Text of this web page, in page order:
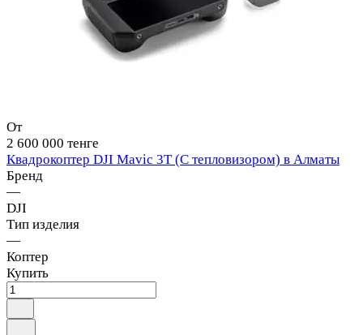
От
2 600 000 тенге
Квадрокоптер DJI Mavic 3T (С тепловизором) в Алматы
Бренд
—
DJI
Тип изделия
—
Коптер
Купить